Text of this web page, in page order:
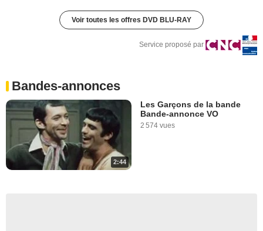
Voir toutes les offres DVD BLU-RAY
Service proposé par
Bandes-annonces
2:44
Les Garçons de la bande
Bande-annonce VO
2 574 vues